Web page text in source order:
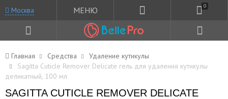
Москва МЕНЮ 0
Главная Средства
Удаление кутикулы
Sagitta Cuticle Remover Delicate гель для удаления кутикулы
деликатный, 100 мл
SAGITTA CUTICLE REMOVER DELICATE